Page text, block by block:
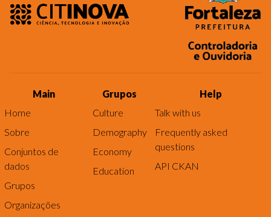
Main
Home
Sobre
Conjuntos de
dados
Grupos
Organizações
Grupos
Culture
Demography
Economy
Education
Help
Talk with us
Frequently asked
questions
API CKAN